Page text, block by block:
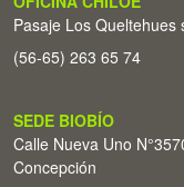
Pasaje Los
(56-65) 263 65 74
SEDE BIOBÍO
Calle Nueva Uno
Concepción